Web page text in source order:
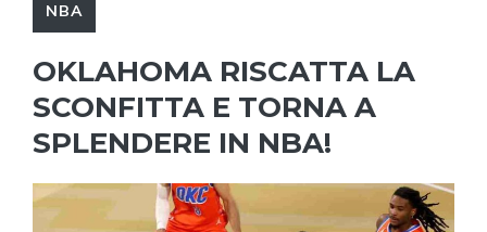
NBA
OKLAHOMA RISCATTA LA
SCONFITTA E TORNA A
SPLENDERE IN NBA!